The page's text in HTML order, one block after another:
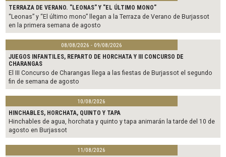
TERRAZA DE VERANO. "LEONAS" Y "EL ÚLTIMO MONO"
“Leonas” y “El último mono” llegan a la Terraza de Verano de Burjassot
en la primera semana de agosto
08/08/2026 - 09/08/2026
JUEGOS INFANTILES, REPARTO DE HORCHATA Y III CONCURSO DE
CHARANGAS
El III Concurso de Charangas llega a las fiestas de Burjassot el segundo
fin de semana de agosto
10/08/2026
HINCHABLES, HORCHATA, QUINTO Y TAPA
Hinchables de agua, horchata y quinto y tapa animarán la tarde del 10 de
agosto en Burjassot
11/08/2026